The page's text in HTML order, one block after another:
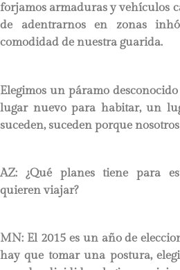
forjamos armaduras y vehículos
de adentrarnos en zonas
comodidad de nuestra guarida.
Elegimos un páramo
lugar nuevo para habitar, un
suceden, suceden porque
AZ: ¿Qué planes tiene para
quieren viajar?
MN: El 2015 es un año de
hay que tomar una postura,